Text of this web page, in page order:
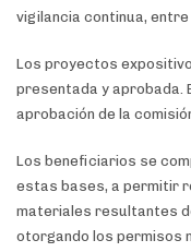
vigilancia continua,
Los proyectos
presentada y aprobada.
aprobación de la
Los beneficiarios se
estas bases, a permitir
materiales resultantes
otorgando los permisos